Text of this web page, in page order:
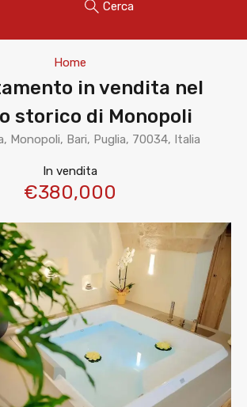
Cerca
Home
in vendita nel
storico di Monopoli
Monopoli, Bari, Puglia, 70034, Italia
In vendita
€380,000